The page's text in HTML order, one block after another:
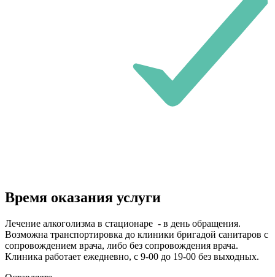
Время оказания услуги
Лечение алкоголизма в стационаре - в день обращения.
Возможна транспортировка до клиники бригадой санитаров с
сопровождением врача, либо без сопровождения врача.
Клиника работает ежедневно, с 9-00 до 19-00 без выходных.